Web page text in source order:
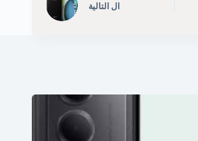
ال التالية